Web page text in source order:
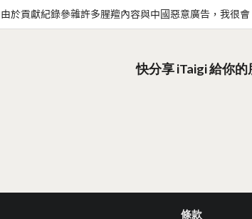
由於貢獻紀錄參雜許多腥羶內容與中國惡意廣告，我很
快分享 iTaigi 給你的
條款